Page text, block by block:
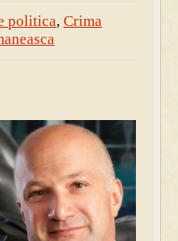
politica, Crima